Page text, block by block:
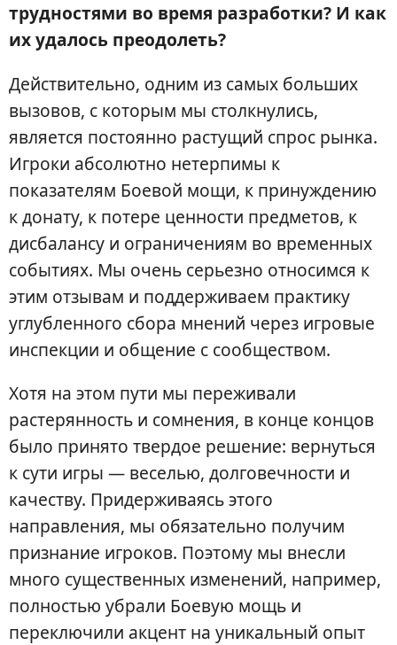
трудностями во время разработки? И как
их удалось преодолеть?
Действительно, одним из самых больших
вызовов, с которым мы столкнулись,
является постоянно растущий спрос рынка.
Игроки абсолютно нетерпимы к
показателям Боевой мощи, к принуждению
к донату, к потере ценности предметов, к
дисбалансу и ограничениям во временных
событиях. Мы очень серьезно относимся к
этим отзывам и поддерживаем практику
углубленного сбора мнений через игровые
инспекции и общение с сообществом.
Хотя на этом пути мы переживали
растерянность и сомнения, в конце концов
было принято твердое решение: вернуться
к сути игры — веселью, долговечности и
качеству. Придерживаясь этого
направления, мы обязательно получим
признание игроков. Поэтому мы внесли
много существенных изменений, например,
полностью убрали Боевую мощь и
переключили акцент на уникальный опыт